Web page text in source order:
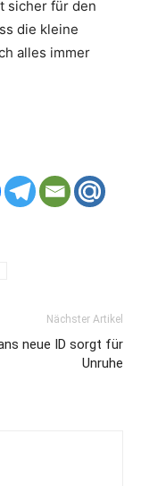
sicher für den
die kleine
alles immer
Nächster Artikel
neue ID sorgt für
Unruhe